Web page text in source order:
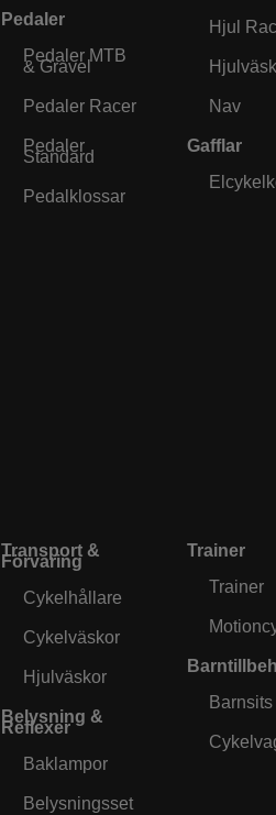
Pedaler
Pedaler MTB
& Gravel
Pedaler Racer
Pedaler
Standard
Pedalklossar
Hjul
Nav
Gafflar
Transport &
Förvaring
Cykelhållare
Cykelväskor
Hjulväskor
Belysning &
Reflexer
Baklampor
Belysningsset
Trainer
Trainer
Barnsits